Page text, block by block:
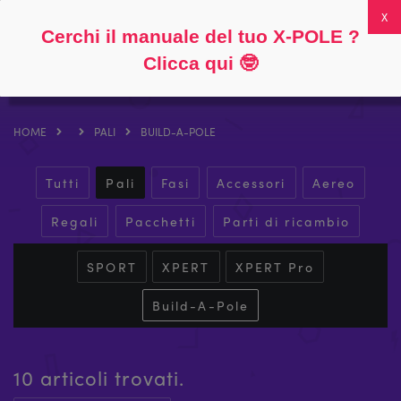
HOME PALI BUILD-A-POLE
Tutti Pali Fasi Accessori Aereo
Regali Pacchetti Parti di ricambio
SPORT XPERT XPERT Pro
Build-A-Pole
10 articoli trovati.
Cerchi il manuale del tuo X-POLE ?
Clicca qui 🤓